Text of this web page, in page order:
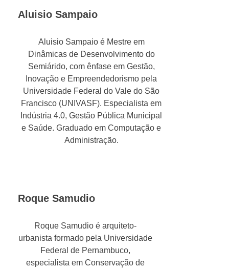
Aluisio Sampaio
Aluisio Sampaio é Mestre em
Dinâmicas de Desenvolvimento do
Semiárido, com ênfase em Gestão,
Inovação e Empreendedorismo pela
Universidade Federal do Vale do São
Francisco (UNIVASF). Especialista em
Indústria 4.0, Gestão Pública Municipal
e Saúde. Graduado em Computação e
Administração.
Roque Samudio
Roque Samudio é arquiteto-
urbanista formado pela Universidade
Federal de Pernambuco,
especialista em Conservação de